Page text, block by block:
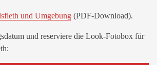
und Umgebung (PDF-Download).
und reserviere die Look-Fotobox für